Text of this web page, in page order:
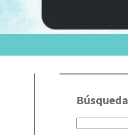
Búsqueda